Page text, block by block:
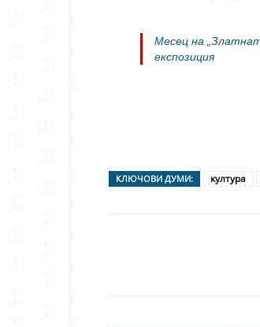
Месец на
експозиция
КЛЮЧОВИ ДУМИ: култура